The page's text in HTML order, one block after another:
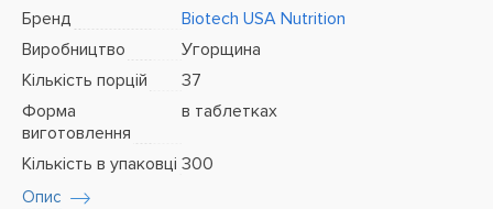
Бренд
Biotech USA Nutrition
Виробництво
Угорщина
Кількість порцій
37
Форма
виготовлення
в таблетках
Кількість в упаковці 300
Опис